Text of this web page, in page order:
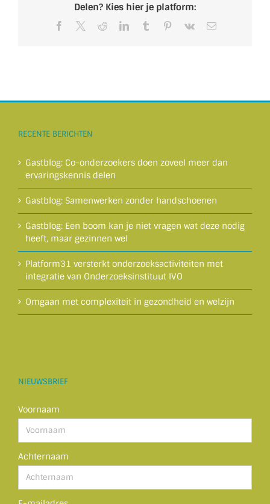
Delen? Kies hier je platform:
Facebook RedditLinkedInTumblr Pinterest
Vk
E-
RECENTE BERICHTEN
Gastblog: Co-onderzoekers doen zoveel meer dan
ervaringskennis delen
Gastblog: Samenwerken zonder handschoenen
Gastblog: Een boom kan je niet vragen wat deze nodig
heeft, maar gezinnen wel
Platform31 versterkt onderzoeksactiviteiten met
integratie van Onderzoeksinstituut IVO
Omgaan met complexiteit in gezondheid en welzijn
NIEUWSBRIEF
Voornaam
Achternaam